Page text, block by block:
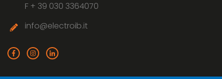
F + 39 030 3364070
info@electroib.it